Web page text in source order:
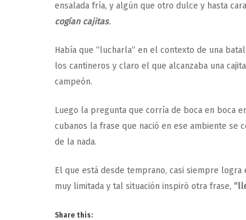
ensalada fría, y algún que otro dulce y hasta
cogían cajitas.
Había que “lucharla” en el contexto de una
los cantineros y claro el que alcanzaba una
campeón.
Luego la pregunta que corría de boca en boca
cubanos la frase que nació en ese ambiente se
de la nada.
El que está desde temprano, casi siempre
muy limitada y tal situación inspiró otra frase,
Share this: